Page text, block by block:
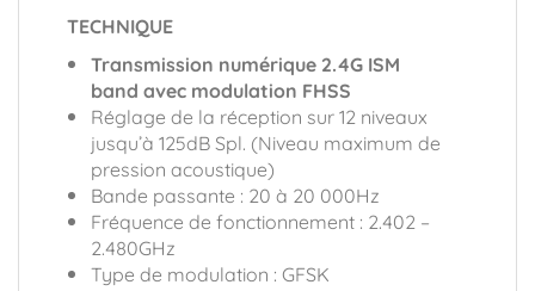
TECHNIQUE
Transmission numérique 2.4G ISM
band avec modulation FHSS
Réglage de la réception sur 12 niveaux
jusqu’à 125dB Spl. (Niveau maximum de
pression acoustique)
Bande passante : 20 à 20 000Hz
Fréquence de fonctionnement : 2.402 –
2.480GHz
Type de modulation : GFSK